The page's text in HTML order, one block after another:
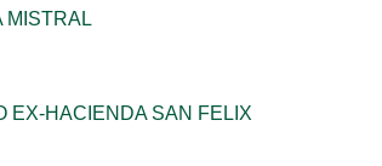
MISTRAL
EX-HACIENDA SAN FELIX